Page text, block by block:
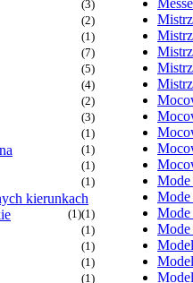
(3)
(2)
(1)
(7)
(5)
(4)
(2)
(3)
(1)
(1)
(1)
(1)
kierunkach
(1)
(1)
(1)
(1)
(1)
(1)
Mode
Mode
Mode
Mode